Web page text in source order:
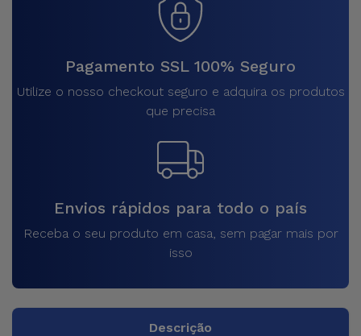
Pagamento SSL 100% Seguro
Utilize o nosso checkout seguro e adquira os produtos
que precisa
Envios rápidos para todo o país
Receba o seu produto em casa, sem pagar mais por
isso
Descrição